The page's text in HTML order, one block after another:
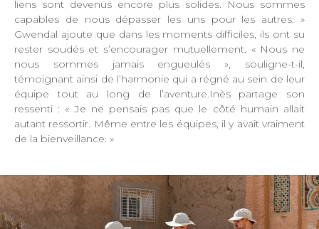
liens sont devenus encore plus solides. Nous sommes
capables de nous dépasser les uns pour les autres. »
Gwendal ajoute que dans les moments difficiles, ils ont su
rester soudés et s’encourager mutuellement. « Nous ne
nous sommes jamais engueulés », souligne-t-il,
témoignant ainsi de l’harmonie qui a régné au sein de leur
équipe tout au long de l’aventure.Inès partage son
ressenti : « Je ne pensais pas que le côté humain allait
autant ressortir. Même entre les équipes, il y avait vraiment
de la bienveillance. »